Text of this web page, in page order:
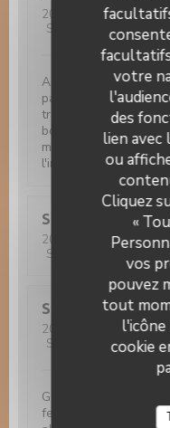
votre
des
lien avec
ou
Cliquez
«
vos
pouvez
tout
cookie
2022-10-12- 19:30 -
Service
/5 Ambiance
Acceil très
patron. Tout est fait
traditionnelle, tartes
boeuf tout est
même si vous n'avez
l'impasse. Je conseil
Sandra
2022-10-11 - 12:00 -
Service
Stefanie
P
2022-10-04
- 19:00 -
Service
/5 Ambiance
Gemütliches
feiner Sauce,